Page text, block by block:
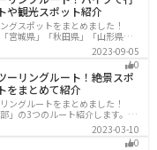
や観光スポット紹介
グスポットをまとめました！
宮城県」「秋田県」「山形県」
地紹介します。自然豊かな山々
四季折々の景色を楽しめるスポ
イクで東北にツーリングに行く
。
2023-09-05
0
ーリングルート！絶景スポ
をまとめて紹介
ングルートをまとめました！
」の3つのルート紹介します。草
全国でも有名な温泉や豊かな自
ができます。バイクで群馬県に
考にしてください。
2023-03-10
0